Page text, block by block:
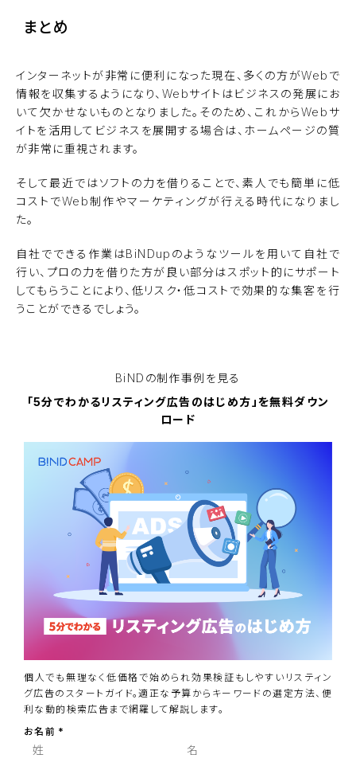
まとめ
インターネットが非常に便利になった現在、多くの方がWebで
情報を収集するようになり、Webサイトはビジネスの発展にお
いて欠かせないものとなりました。そのため、これからWebサ
イトを活用してビジネスを展開する場合は、ホームページの質
が非常に重視されます。
そして最近ではソフトの力を借りることで、素人でも簡単に低
コストでWeb制作やマーケティングが行える時代になりまし
た。
自社でできる作業はBiNDup のようなツールを用いて自社で
行い、プロの力を借りた方が良い部分はスポット的にサポート
してもらうことにより、低リスク・低コストで効果的な集客を行
うことができるでしょう。
BiNDの制作事例を見る
「5分でわかるリスティング広告のはじめ方」を無料ダウン
ロード
個人でも無理なく低価格で始められ効果検証もしやすいリスティン
グ広告のスタートガイド。適正な予算からキーワードの選定方法、便
利な動的検索広告まで網羅して解説します。
お名前